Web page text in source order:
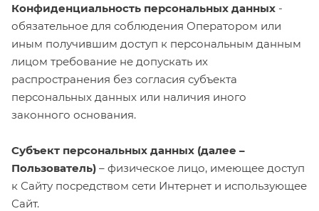
Конфиденциальность персональных данных -
обязательное для соблюдения Оператором или
иным получившим доступ к персональным данным
лицом требование не допускать их
распространения без согласия субъекта
персональных данных или наличия иного
законного основания.
Субъект персональных данных (далее –
Пользователь) – физическое лицо, имеющее доступ
к Сайту посредством сети Интернет и использующее
Сайт.